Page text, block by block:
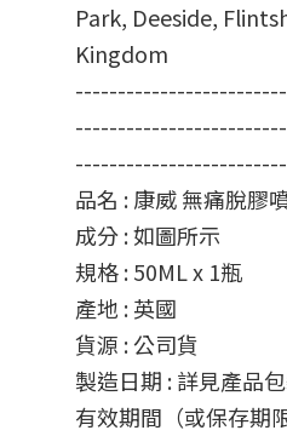
Park, Deeside,
Kingdom
品名 : 康威 無痛脫膠
成分 : 如圖所示
規格 : 50ML x 1瓶
產地 : 英國
貨源 : 公司貨
製造日期 : 詳見產品
有效期間（或保存期